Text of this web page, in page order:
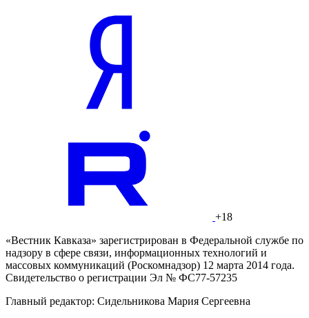
+18
«Вестник Кавказа» зарегистрирован в Федеральной службе по
надзору в сфере связи, информационных технологий и
массовых коммуникаций (Роскомнадзор) 12 марта 2014 года.
Свидетельство о регистрации Эл № ФС77-57235
Главный редактор: Сидельникова Мария Сергеевна